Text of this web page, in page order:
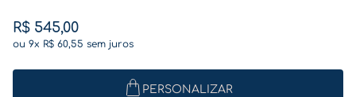
3 º pasta
pasta gestante
R$ 545,00
ou 9x R$ 60,55 sem juros
PERSONALIZAR